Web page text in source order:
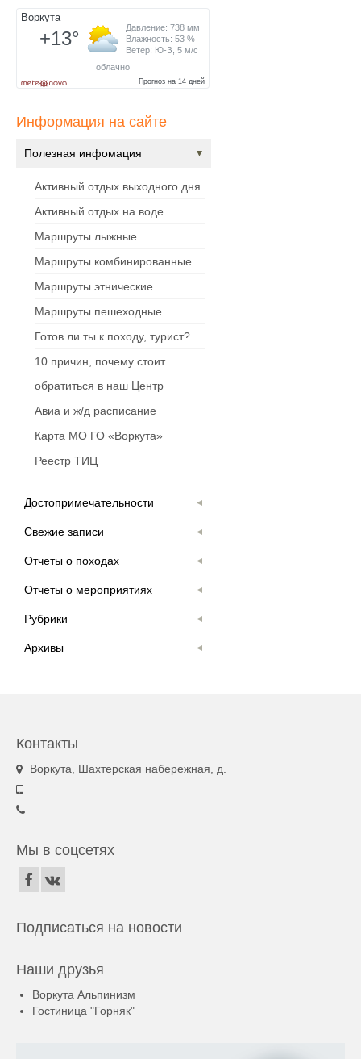
Информация на сайте
Полезная инфомация
Активный отдых выходного дня
Активный отдых на воде
Маршруты лыжные
Маршруты комбинированные
Маршруты этнические
Маршруты пешеходные
Готов ли ты к походу, турист?
10 причин, почему стоит
обратиться в наш Центр
Авиа и ж/д расписание
Карта МО ГО «Воркута»
Реестр ТИЦ
Достопримечательности
Свежие записи
Отчеты о походах
Отчеты о мероприятиях
Рубрики
Архивы
Контакты
Воркута, Шахтерская набережная, д.
Мы в соцсетях
Подписаться на новости
Наши друзья
Воркута Альпинизм
Гостиница "Горняк"